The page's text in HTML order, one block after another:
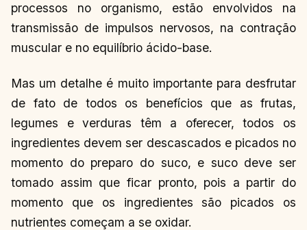
processos no organismo, estão envolvidos na
transmissão de impulsos nervosos, na contração
muscular e no equilíbrio ácido-base.
Mas um detalhe é muito importante para desfrutar
de fato de todos os benefícios que as frutas,
legumes e verduras têm a oferecer, todos os
ingredientes devem ser descascados e picados no
momento do preparo do suco, e suco deve ser
tomado assim que ficar pronto, pois a partir do
momento que os ingredientes são picados os
nutrientes começam a se oxidar.